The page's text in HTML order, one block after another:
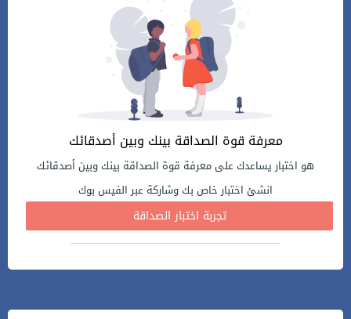
معرفة قوة الصداقة بينك وبين أصدقائك
هو اختبار يساعدك على معرفة قوة الصداقة بينك وبين أصدقائك
انشئ اختبار خاص بك وشاركة عبر الفيس بوك
تجربة اختبار الصداقة